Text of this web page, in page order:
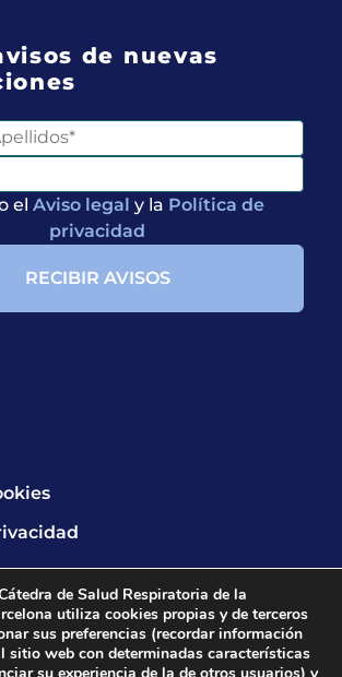
de nuevas
el Aviso legal y la Política de
privacidad
de Salud Respiratoria de la
utiliza cookies propias y de terceros
sus preferencias (recordar información
sitio web con determinadas características